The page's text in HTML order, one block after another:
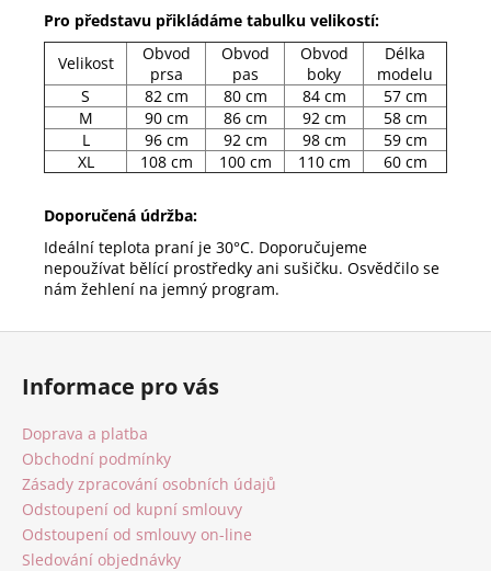
Pro představu přikládáme tabulku velikostí:
Velikost
Obvod
prsa
Obvod
pas
Obvod
boky
Délka
modelu
S
82 cm 80 cm 84 cm
57 cm
M
90 cm 86 cm 92 cm
58 cm
L
96 cm 92 cm 98 cm
59 cm
XL
108 cm 100 cm 110 cm 60 cm
Doporučená údržba:
Ideální teplota praní je 30°C. Doporučujeme
nepoužívat bělící prostředky ani sušičku. Osvědčilo se
nám žehlení na jemný program.
Z
Informace pro vás
Doprava a platba
Obchodní podmínky
Zásady zpracování osobních údajů
Odstoupení od kupní smlouvy
Odstoupení od smlouvy on-line
Sledování objednávky